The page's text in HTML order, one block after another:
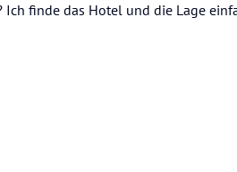
finde das Hotel und die Lage